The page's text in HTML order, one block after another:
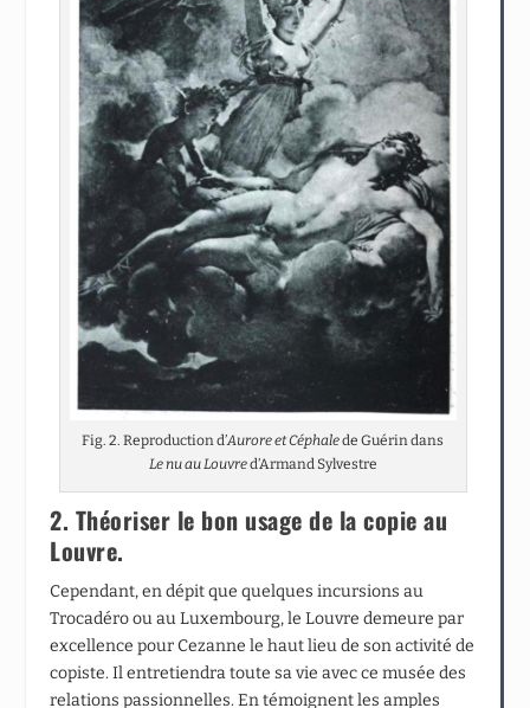
Fig. 2. Reproduction d’Aurore et Céphalede Guérin dans
Le nu au Louvred’Armand Sylvestre
2. Théoriser le bon usage de la copie au
Louvre.
Cependant, en dépit que quelques incursions au
Trocadéro ou au Luxembourg, le Louvre demeure par
excellence pour Cezanne le haut lieu de son activité de
copiste. Il entretiendra toute sa vie avec ce musée des
relations passionnelles. En témoignent les amples